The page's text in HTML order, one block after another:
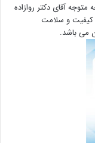
آقای دکتر روازاده
کیفیت و سلامت
می باشد.